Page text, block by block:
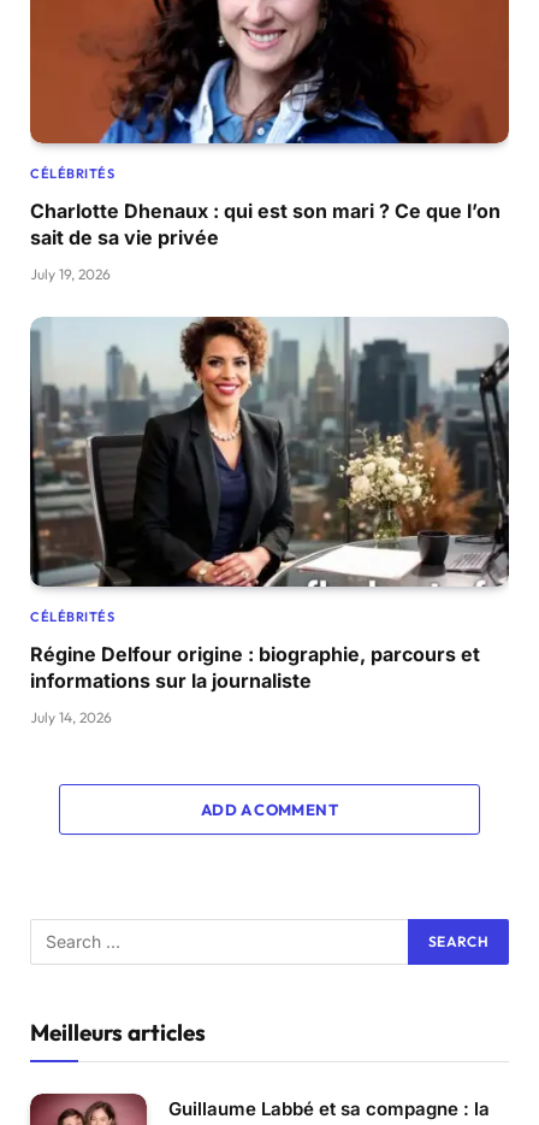
CÉLÉBRITÉS
Charlotte Dhenaux : qui est son mari ? Ce que l’on
sait de sa vie privée
July 19, 2026
CÉLÉBRITÉS
Régine Delfour origine : biographie, parcours et
informations sur la journaliste
July 14, 2026
ADD A COMMENT
Meilleurs articles
Guillaume Labbé et sa compagne : la